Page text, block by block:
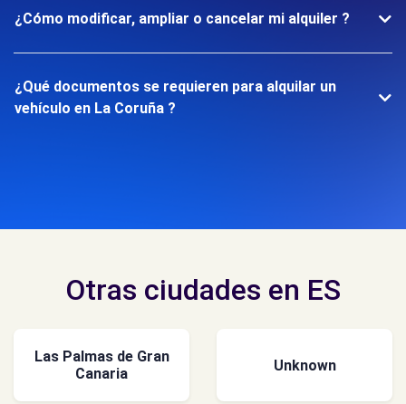
¿Cómo modificar, ampliar o cancelar mi alquiler ?
¿Qué documentos se requieren para alquilar un
vehículo en La Coruña ?
Otras ciudades en ES
Las Palmas de Gran
Canaria
Unknown